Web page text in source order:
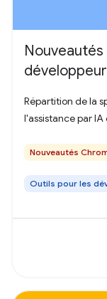
Répartition de la
l'assistance par
Nouveautés
Outils pour les